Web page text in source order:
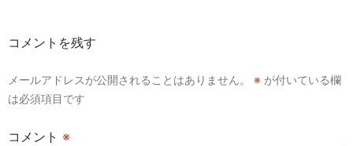
ョ
コメントを残す
メールアドレスが公開されることはありません。 ※ が付いている欄
は必須項目です
コメント ※